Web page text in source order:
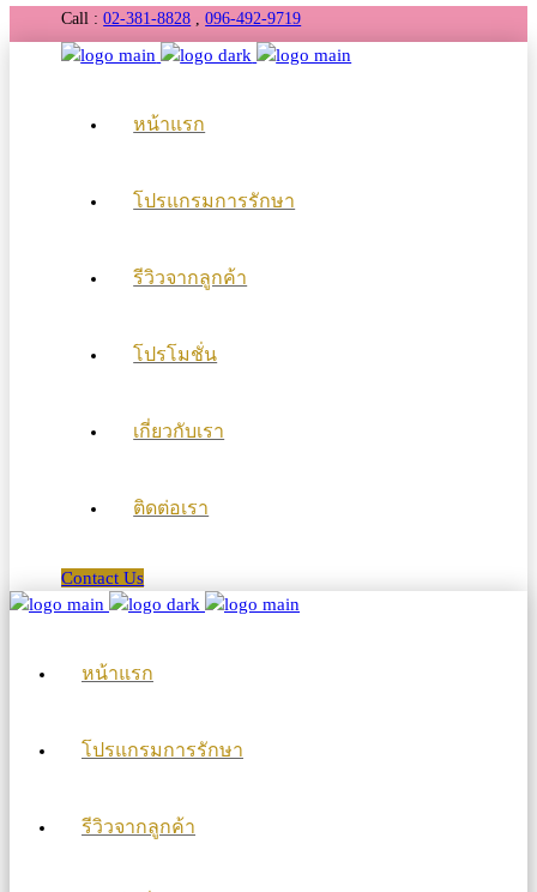
Call :02-381-8828 ,096-492-9719
หน้าแรก
โปรแกรมการรักษา
รีวิวจากลูกค้า
โปรโมชั่น
เกี่ยวกับเรา
ติดต่อเรา
Contact Us
หน้าแรก
โปรแกรมการรักษา
รีวิวจากลูกค้า